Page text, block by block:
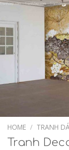
HOME / TRANH
Tranh